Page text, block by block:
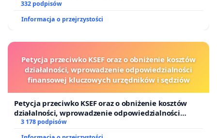
332 podpisów
Informacja o przejrzystości
Petycja przeciwko KSEF oraz o obniżenie kosztów
działalności, wprowadzenie odpowiedzialności
finansowej kluczowych urzędników i sędziów
Petycja przeciwko KSEF oraz o obniżenie kosztów
działalności, wprowadzenie odpowiedzialności
finansowej kluczowych urzędników i sędziów
3 178 podpisów